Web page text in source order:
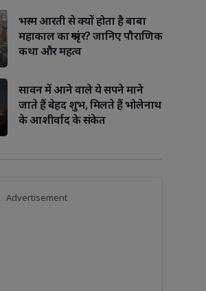
भस्म आरती से क्यों होता है बाबा
महाकाल का श्रृंगार? जानिए पौराणिक
कथा और महत्व
सावन में आने वाले ये सपने माने
जाते हैं बेहद शुभ, मिलते हैं भोलेनाथ
के आशीर्वाद के संकेत
Advertisement